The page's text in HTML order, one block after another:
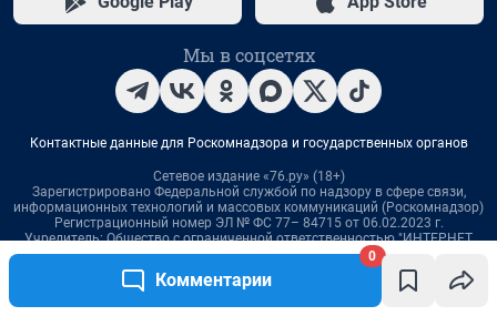
Комментарии
0